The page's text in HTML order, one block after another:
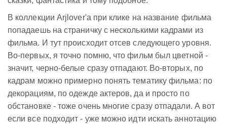
В коллекции Arjlover'а при клике на название фильма
попадаешь на страничку с несколькими кадрами из
фильма. И тут происходит отсев следующего уровня.
Во-первых, я точно помню, что фильм был цветной -
значит, черно-белые сразу отпадают. Во-вторых, по
кадрам можно примерно понять тематику фильма: по
декорациям, по одежде актеров, да и просто по
обстановке - тоже очень многие сразу отпадали. А вот
если все подходит - уже можно идти искать аннотацию